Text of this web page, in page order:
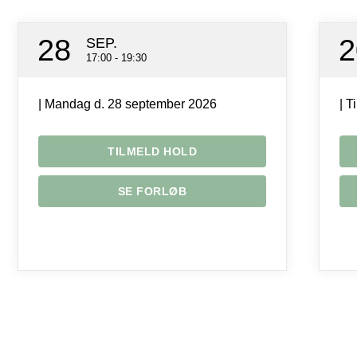
28 SEP.
17:00 - 19:30
| Mandag d. 28 september 2026
TILMELD HOLD
SE FORLØB
|